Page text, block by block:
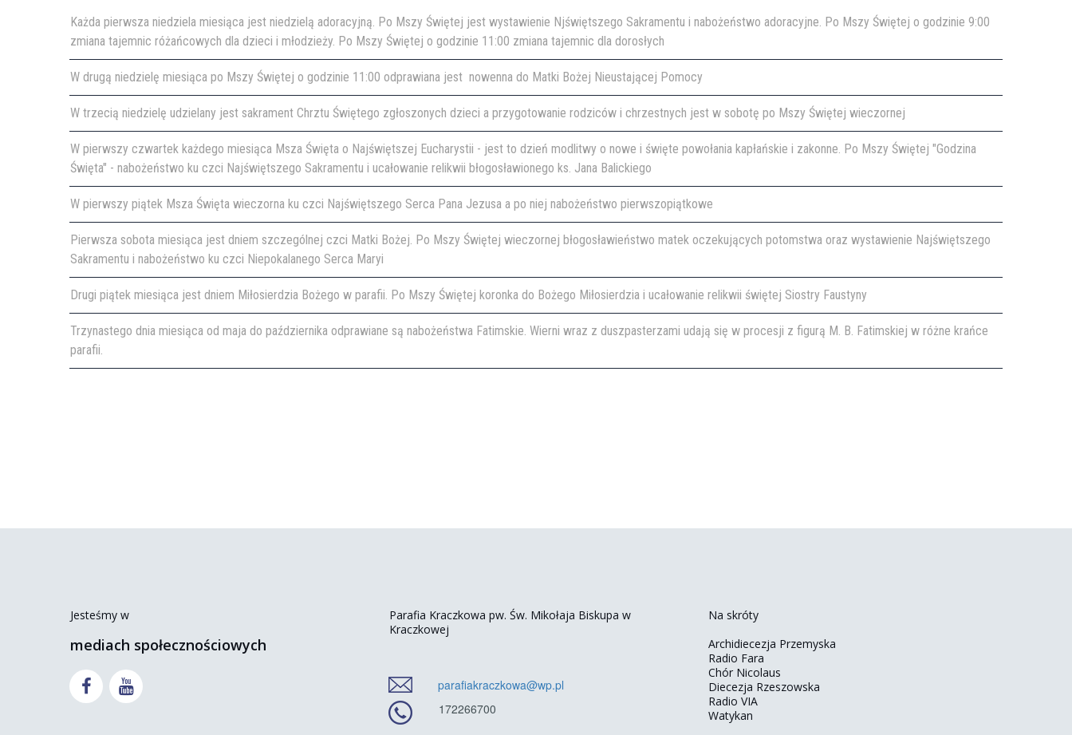
Każda pierwsza niedziela miesiąca jest niedzielą adoracyjną. Po Mszy Świętej jest wystawienie Njświętszego Sakramentu i nabożeństwo adoracyjne. Po Mszy Świętej o godzinie 9:00
zmiana tajemnic różańcowych dla dzieci i młodzieży. Po Mszy Świętej o godzinie 11:00 zmiana tajemnic dla dorosłych
W drugą niedzielę miesiąca po Mszy Świętej o godzinie 11:00 odprawiana jest nowenna do Matki Bożej Nieustającej Pomocy
W trzecią niedzielę udzielany jest sakrament Chrztu Świętego zgłoszonych dzieci a przygotowanie rodziców i chrzestnych jest w sobotę po Mszy Świętej wieczornej
W pierwszy czwartek każdego miesiąca Msza Święta o Najświętszej Eucharystii - jest to dzień modlitwy o nowe i święte powołania kapłańskie i zakonne. Po Mszy Świętej "Godzina
Święta" - nabożeństwo ku czci Najświętszego Sakramentu i ucałowanie relikwii błogosławionego ks. Jana Balickiego
W pierwszy piątek Msza Święta wieczorna ku czci Najświętszego Serca Pana Jezusa a po niej nabożeństwo pierwszopiątkowe
Pierwsza sobota miesiąca jest dniem szczególnej czci Matki Bożej. Po Mszy Świętej wieczornej błogosławieństwo matek oczekujących potomstwa oraz wystawienie Najświętszego
Sakramentu i nabożeństwo ku czci Niepokalanego Serca Maryi
Drugi piątek miesiąca jest dniem Miłosierdzia Bożego w parafii. Po Mszy Świętej koronka do Bożego Miłosierdzia i ucałowanie relikwii świętej Siostry Faustyny
Trzynastego dnia miesiąca od maja do października odprawiane są nabożeństwa Fatimskie. Wierni wraz z duszpasterzami udają się w procesji z figurą M. B. Fatimskiej w różne krańce
parafii.
Jesteśmy w
mediach społecznościowych
 
Parafia Kraczkowa pw. Św. Mikołaja Biskupa w
Kraczkowej
parafiakraczkowa@wp.pl
172266700
Na skróty
Archidiecezja Przemyska
Radio Fara
Chór Nicolaus
Diecezja Rzeszowska
Radio VIA
Watykan